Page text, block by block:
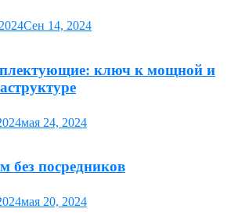
Сен 14, 2024
ключ к мощной и
мая 24, 2024
без посредников
мая 20, 2024